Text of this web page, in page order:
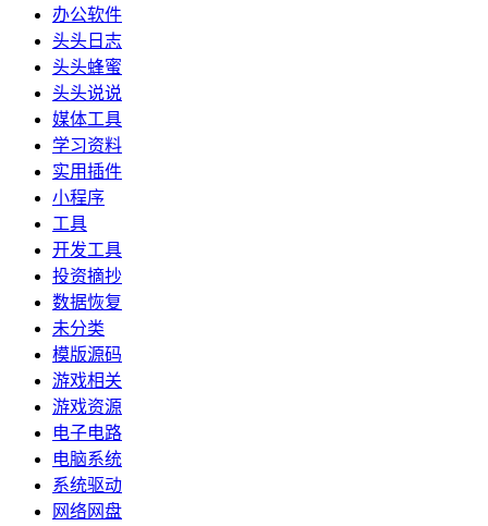
办公软件
头头日志
头头蜂蜜
头头说说
媒体工具
学习资料
实用插件
小程序
工具
开发工具
投资摘抄
数据恢复
未分类
模版源码
游戏相关
游戏资源
电子电路
电脑系统
系统驱动
网络网盘